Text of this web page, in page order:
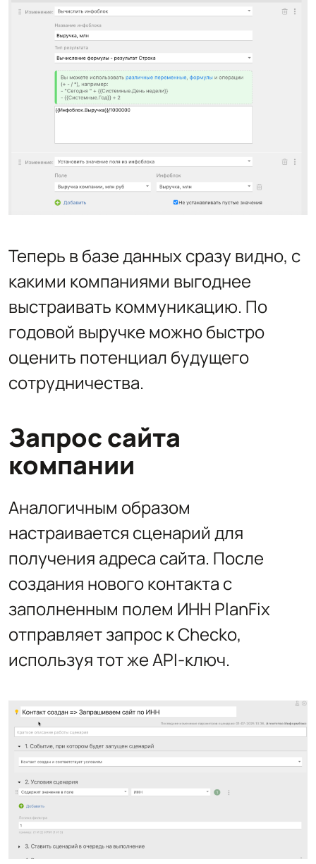
Теперь в базе данных сразу видно, с
какими компаниями выгоднее
выстраивать коммуникацию. По
годовой выручке можно быстро
оценить потенциал будущего
сотрудничества.
Запрос сайта
компании
Аналогичным образом
настраивается сценарий для
получения адреса сайта. После
создания нового контакта с
заполненным полем ИНН PlanFix
отправляет запрос к Checko,
используя тот же API-ключ.